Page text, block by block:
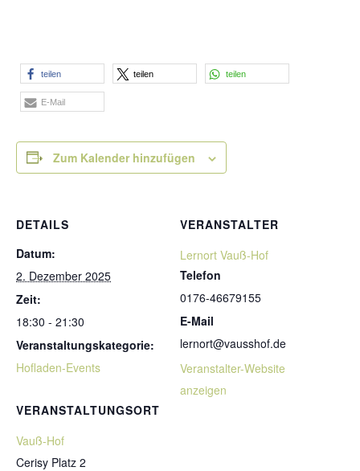
teilen teilen teilen
E-Mail
Zum Kalender hinzufügen
DETAILS
Datum:
2. Dezember 2025
Zeit:
18:30 - 21:30
Veranstaltungskategorie:
Hofladen-Events
VERANSTALTUNGSORT
Vauß-Hof
Cerisy Platz 2
VERANSTALTER
Lernort Vauß-Hof
Telefon
0176-46679155
E-Mail
lernort@vausshof.de
Veranstalter-Website
anzeigen